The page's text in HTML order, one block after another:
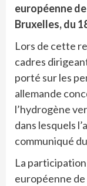
européenne
Bruxelles, du
Lors de cette
cadres
porté sur les
allemande
l’hydrogène
dans lesquels
communiqué
La
européenne